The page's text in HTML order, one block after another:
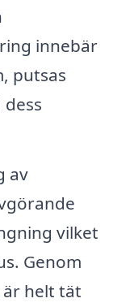
innebär
putsas
av
vilket
Genom
helt tät